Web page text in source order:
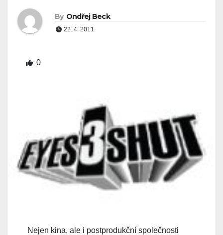
By Ondřej Beck
22. 4. 2011
0
Nejen kina, ale i postprodukční společnosti